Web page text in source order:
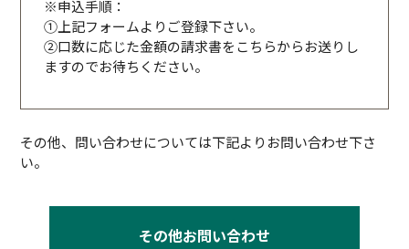
※申込手順：
①上記フォームよりご登録下さい。
②口数に応じた金額の請求書をこちらからお送りし
ますのでお待ちください。
その他、問い合わせについては下記よりお問い合わせ下さ
い。
その他お問い合わせ